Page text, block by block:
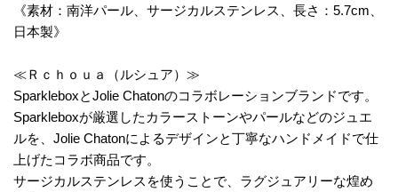
《素材：南洋パール、サージカルステンレス、長さ：5.7cm、
日本製》
≪Ｒｃｈｏｕａ（ルシュア）≫
SparkleboxとJolie Chatonのコラボレーションブランドです。
Sparkleboxが厳選したカラーストーンやパールなどのジュエ
ルを、Jolie Chatonによるデザインと丁寧なハンドメイドで仕
上げたコラボ商品です。
サージカルステンレスを使うことで、ラグジュアリーな煌め